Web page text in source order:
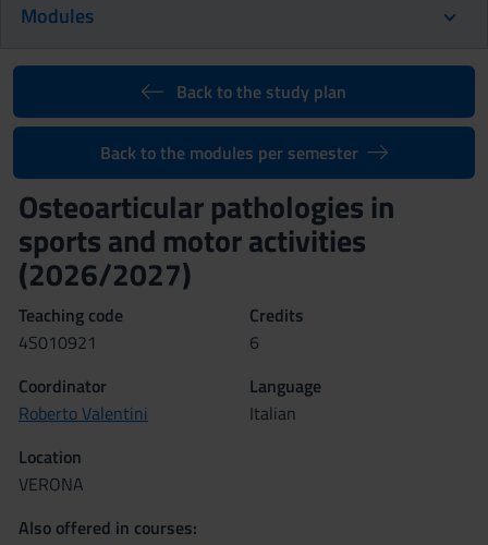
Modules
Back to the study plan
Back to the modules per semester
Osteoarticular pathologies in
sports and motor activities
(2026/2027)
Teaching code
4S010921
Credits
6
Coordinator
Roberto Valentini
Language
Italian
Location
VERONA
Also offered in courses: